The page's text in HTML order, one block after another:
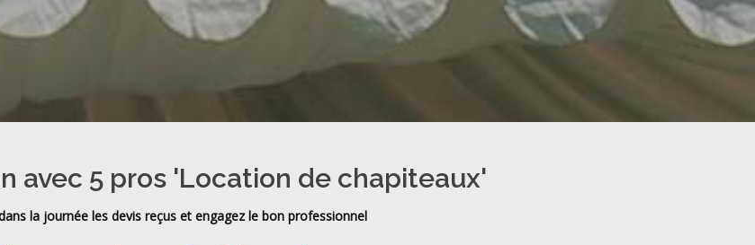
avec 5 pros 'Location de chapiteaux'
la journée les devis reçus et engagez le bon professionnel